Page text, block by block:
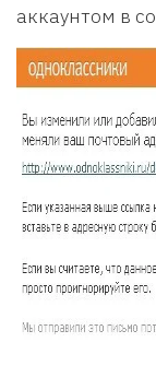
аккаунтом в